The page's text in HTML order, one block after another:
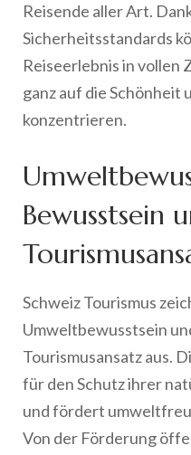
Reisende aller Art.
Sicherheitsstandards
Reiseerlebnis in vollen
ganz auf die Schönheit
konzentrieren.
Bewusstsein
Schweiz Tourismus
Umweltbewusstsein
Tourismusansatz aus.
für den Schutz ihrer
und fördert
Von der Förderung